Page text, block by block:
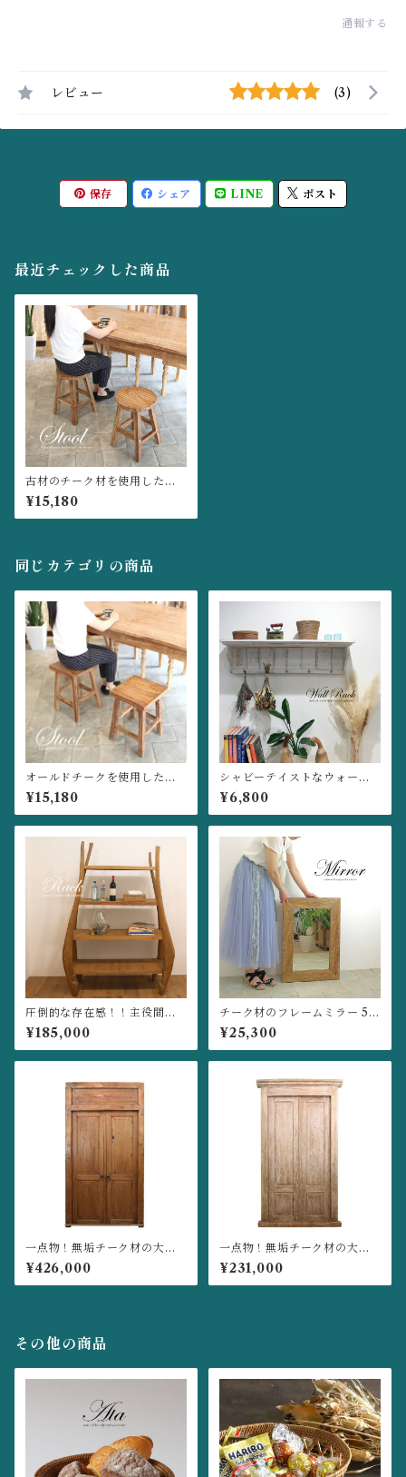
通報する
レビュー (3)
保存 シェア LINE ポスト
最近チェックした商品
古材のチーク材を使用した、
かわいい丸椅子 木製スツー
ル ｜無垢材｜チェア｜椅子｜
腰掛｜玄関椅子｜Ｆ０２
¥15,180
同じカテゴリの商品
オールドチークを使用したス
クエアスツール ミニテーブル
無垢材 チェア 椅子 腰掛 Ｆ０
３
¥15,180
シャビーテイストなウォール
ラック♪ (フック付き,壁面収
納,ラック,新生活,引っ越し)
¥6,800
圧倒的な存在感！！主役間違
いなしのプリミティブなラッ
ク 4段 飾り棚 オープンシェ
ルフ
¥185,000
チーク材のフレームミラー 50
×70 立てかけ 壁掛け 新築 ド
レッサー 玄関 洗面所
¥25,300
一点物！無垢チーク材の大型
アンティークドア 【無垢 古材
アジアン 建具 店舗】
¥426,000
一点物！無垢チーク材の大型
ドア 【無垢 古材 アジアン 建
具 店舗】
¥231,000
その他の商品